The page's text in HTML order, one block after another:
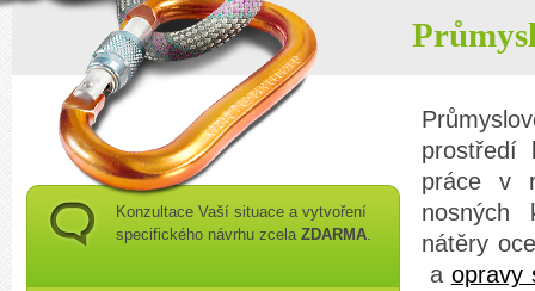
prostředí
práce v
nosných
nátěry
a opravy
Konzultace Vaší situace a vytvoření
specifického návrhu zcela ZDARMA.